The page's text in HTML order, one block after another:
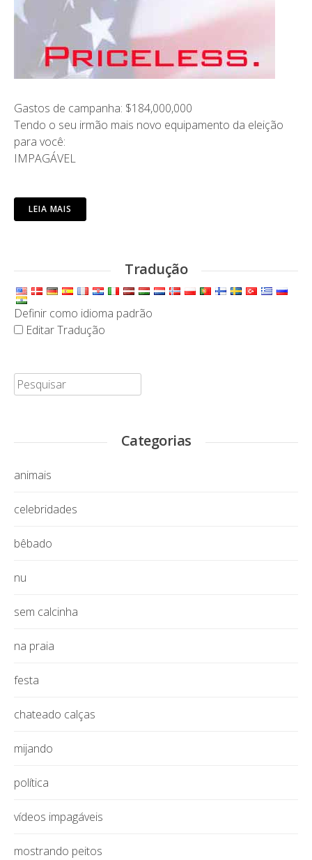
Gastos de campanha: $184,000,000
Tendo o seu irmão mais novo equipamento da eleição
para você:
IMPAGÁVEL
LEIA MAIS
Tradução
Definir como idioma padrão
Editar Tradução
Pesquisar:
Categorias
animais
celebridades
bêbado
nu
sem calcinha
na praia
festa
chateado calças
mijando
política
vídeos impagáveis
mostrando peitos